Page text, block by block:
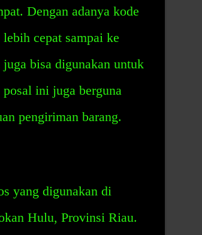
Dengan adanya kode
cepat sampai ke
bisa digunakan untuk
ini juga berguna
pengiriman barang.
yang digunakan di
Hulu, Provinsi Riau.